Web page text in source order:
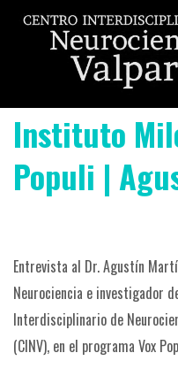
Instituto
Populi |
Entrevista al Dr. Agustín
Neurociencia e investigador
Interdisciplinario de
(CINV), en el programa Vox